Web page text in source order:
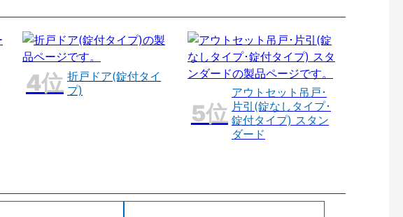
折戸ドア(錠付タイ
プ)
アウトセット吊戸･
片引(錠なしタイプ･
錠付タイプ) スタン
ダード